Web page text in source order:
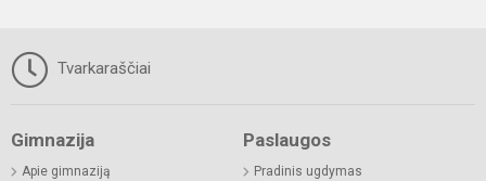
Tvarkaraščiai
Gimnazija
Apie gimnaziją
Paslaugos
Pradinis ugdymas